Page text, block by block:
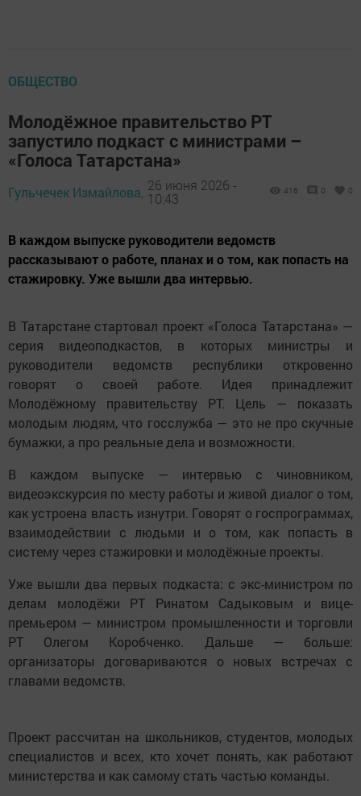
ОБЩЕСТВО
Молодёжное правительство РТ
запустило подкаст с министрами –
«Голоса Татарстана»
Гульчечек Измайлова, 26 июня 2026 -
10:43
416 0 0
В каждом выпуске руководители ведомств
рассказывают о работе, планах и о том, как попасть на
стажировку. Уже вышли два интервью.
В Татарстане стартовал проект «Голоса Татарстана» —
серия видеоподкастов, в которых министры и
руководители ведомств республики откровенно
говорят о своей работе. Идея принадлежит
Молодёжному правительству РТ. Цель — показать
молодым людям, что госслужба — это не про скучные
бумажки, а про реальные дела и возможности.
В каждом выпуске — интервью с чиновником,
видеоэкскурсия по месту работы и живой диалог о том,
как устроена власть изнутри. Говорят о госпрограммах,
взаимодействии с людьми и о том, как попасть в
систему через стажировки и молодёжные проекты.
Уже вышли два первых подкаста: с экс-министром по
делам молодёжи РТ Ринатом Садыковым и вице-
премьером — министром промышленности и торговли
РТ Олегом Коробченко. Дальше — больше:
организаторы договариваются о новых встречах с
главами ведомств.
Проект рассчитан на школьников, студентов, молодых
специалистов и всех, кто хочет понять, как работают
министерства и как самому стать частью команды.